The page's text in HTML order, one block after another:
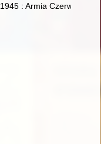
z polskich
: Armia Czerwona